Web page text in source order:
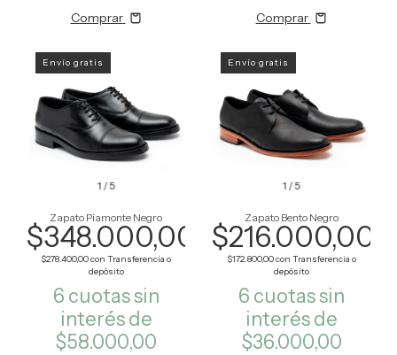
Comprar Comprar
1 /5
Envío gratis
Zapato Piamonte Negro
$348.000,00
$278.400,00con Transferencia o
depósito
6 cuotas sin
interés de
$58.000,00
1 /5
Envío gratis
Zapato Bento Negro
$216.000,00
$172.800,00con Transferencia o
depósito
6 cuotas sin
interés de
$36.000,00